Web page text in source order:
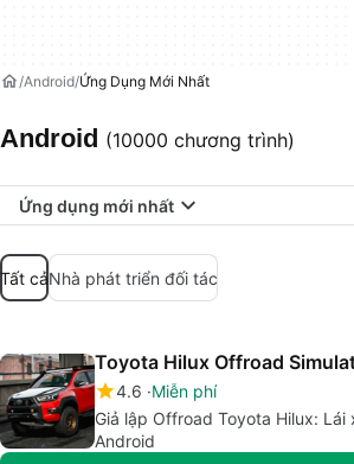
Android Ứng Dụng Mới Nhất
Android (10000 chương trình)
Ứng dụng mới nhất
Tất cảNhà phát triển đối tác
Toyota Hilux Offroad
4.6 Miễn phí
Giả lập Offroad Toyota Hilux:
Android